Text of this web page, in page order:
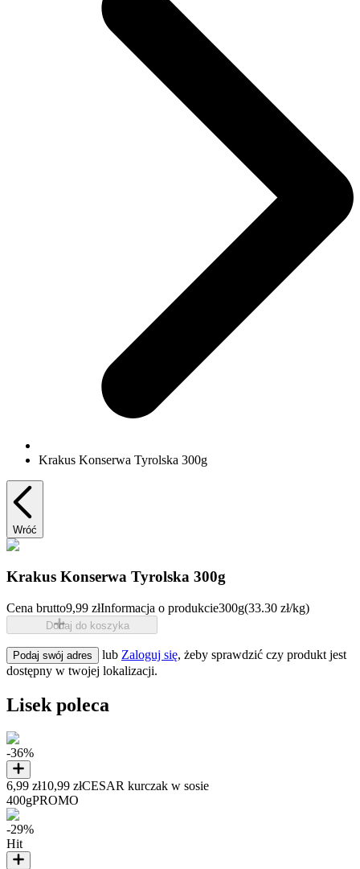
Krakus Konserwa Tyrolska 300g
Wróć
Krakus Konserwa Tyrolska 300g
Cena brutto9,99 złInformacja o produkcie300g(33.30 zł/kg)
Dodaj do koszyka
Podaj swój adres lub Zaloguj się, żeby sprawdzić czy produkt jest
dostępny w twojej lokalizacji.
Lisek poleca
-36%
6,99 zł10,99 złCESAR kurczak w sosie
400gPROMO
-29%
Hit